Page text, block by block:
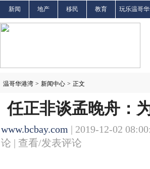
新闻 地产 移民 教育 玩乐温哥华
温哥华港湾 > 新闻中心 > 正文
任正非谈孟晚舟：
www.bcbay.com | 2019-12-02
论 | 查看/发表评论